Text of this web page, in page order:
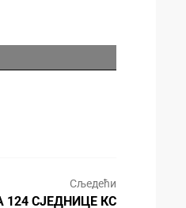
Сљедећи
СЈЕДНИЦЕ КС